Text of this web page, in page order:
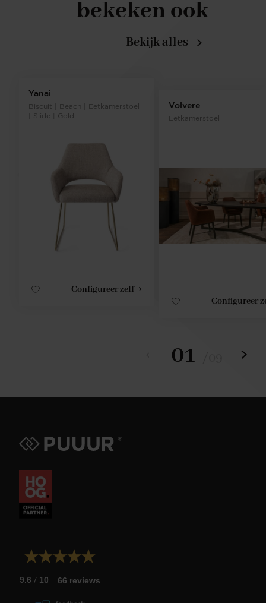
Yanai
Biscuit | Beach | Eetkamerstoel
| Slide | Gold
Configureer zelf
Volvere
Eetkamerstoel
Configureer
bekeken ook
Bekijk alles
01
9.6 / 10 66 reviews